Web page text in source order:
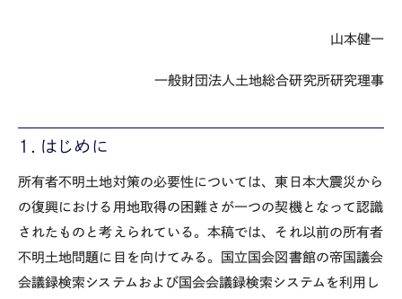
山本健一
一般財団法人土地総合研究所研究理事
１．はじめに
所有者不明土地対策の必要性については、東日本大震災から
の復興における用地取得の困難さが一つの契機となって認識
されたものと考えられている。本稿では、それ以前の所有者
不明土地問題に目を向けてみる。国立国会図書館の帝国議会
会議録検索システムおよび国会会議録検索システムを利用し